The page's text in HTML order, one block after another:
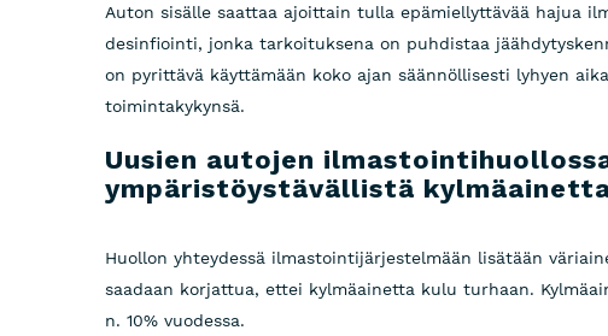
Auton sisälle saattaa ajoittain tulla epämiellyttävää hajua
desinfiointi, jonka tarkoituksena on puhdistaa
on pyrittävä käyttämään koko ajan säännöllisesti lyhyen
toimintakykynsä.
Uusien autojen
ympäristöystävällistä
Huollon yhteydessä ilmastointijärjestelmään lisätään
saadaan korjattua, ettei kylmäainetta kulu turhaan.
n. 10% vuodessa.